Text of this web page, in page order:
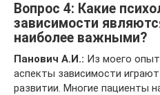
Вопрос 4: Какие
зависимости
наиболее важными?
Панович А.И.: Из моего
аспекты зависимости
развитии. Многие пациенты